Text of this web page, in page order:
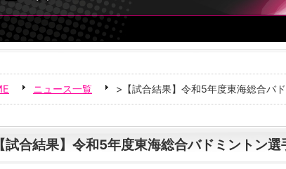
ニュース一覧 >【試合結果】令和5年度東海総合バ
【試合結果】令和5年度東海総合バドミントン選